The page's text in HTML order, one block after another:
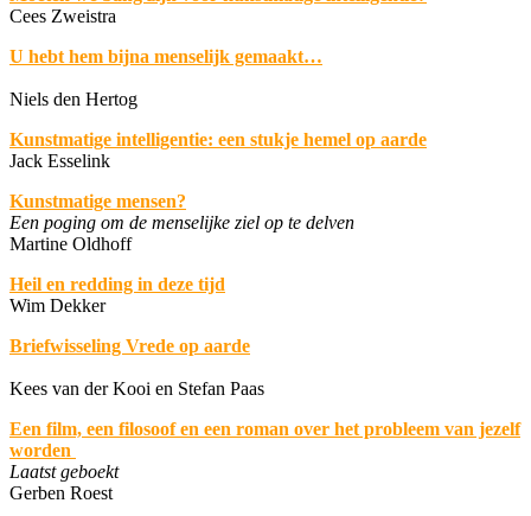
Cees Zweistra
U hebt hem bijna menselijk gemaakt…
Niels den Hertog
Kunstmatige intelligentie: een stukje hemel op aarde
Jack Esselink
Kunstmatige mensen?
Een poging om de menselijke ziel op te delven
Martine Oldhoff
Heil en redding in deze tijd
Wim Dekker
Briefwisseling Vrede op aarde
Kees van der Kooi en Stefan Paas
Een film, een filosoof en een roman over het probleem van jezelf
worden
Laatst geboekt
Gerben Roest